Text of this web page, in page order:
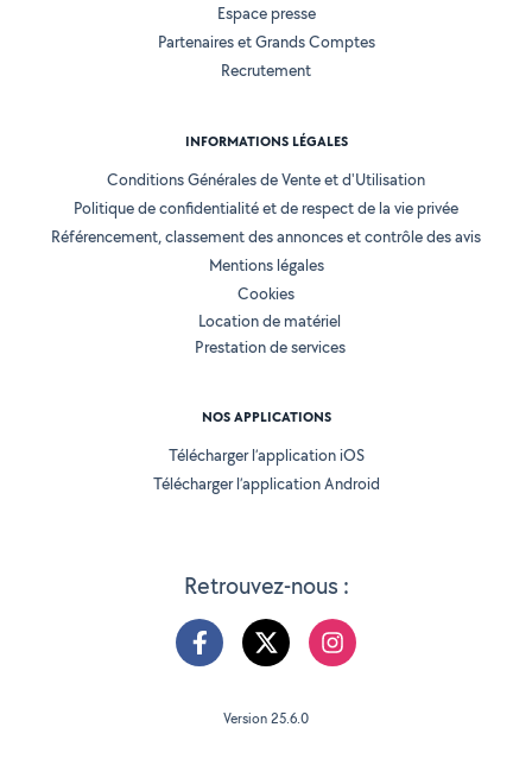
Retrouvez-nous :
Espace presse
Partenaires et Grands Comptes
Recrutement
INFORMATIONS LÉGALES
Conditions Générales de Vente et d'Utilisation
Politique de confidentialité et de respect de la vie privée
Référencement, classement des annonces et contrôle des avis
Mentions légales
Cookies
Location de matériel
Prestation de services
NOS APPLICATIONS
Télécharger l’application iOS
Télécharger l’application Android
Version 25.6.0